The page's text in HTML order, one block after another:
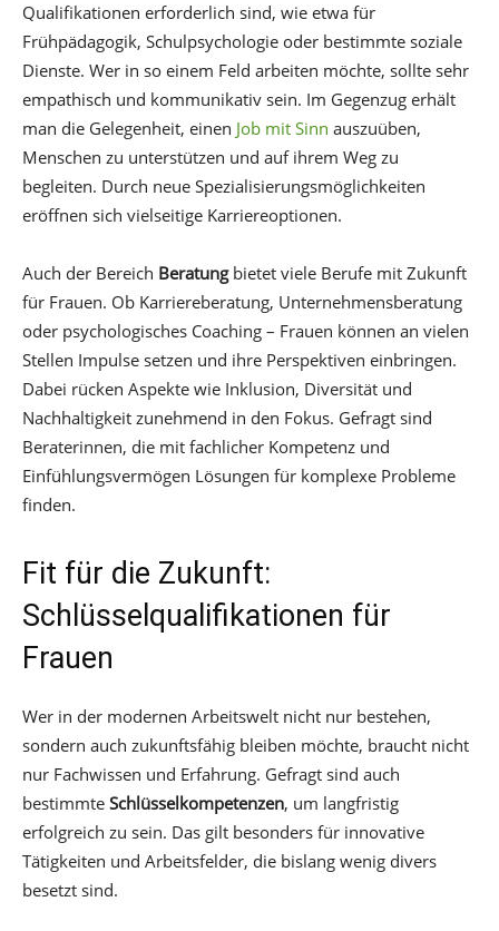
Qualifikationen erforderlich sind, wie etwa für
Frühpädagogik, Schulpsychologie oder bestimmte soziale
Dienste. Wer in so einem Feld arbeiten möchte, sollte sehr
empathisch und kommunikativ sein. Im Gegenzug erhält
man die Gelegenheit, einen Job mit Sinn auszuüben,
Menschen zu unterstützen und auf ihrem Weg zu
begleiten. Durch neue Spezialisierungsmöglichkeiten
eröffnen sich vielseitige Karriereoptionen.
Auch der Bereich Beratungbietet viele Berufe mit Zukunft
für Frauen. Ob Karriereberatung, Unternehmensberatung
oder psychologisches Coaching – Frauen können an vielen
Stellen Impulse setzen und ihre Perspektiven einbringen.
Dabei rücken Aspekte wie Inklusion, Diversität und
Nachhaltigkeit zunehmend in den Fokus. Gefragt sind
Beraterinnen, die mit fachlicher Kompetenz und
Einfühlungsvermögen Lösungen für komplexe Probleme
finden.
Fit für die Zukunft:
Schlüsselqualifikationen für
Frauen
Wer in der modernen Arbeitswelt nicht nur bestehen,
sondern auch zukunftsfähig bleiben möchte, braucht nicht
nur Fachwissen und Erfahrung. Gefragt sind auch
bestimmte Schlüsselkompetenzen, um langfristig
erfolgreich zu sein. Das gilt besonders für innovative
Tätigkeiten und Arbeitsfelder, die bislang wenig divers
besetzt sind.